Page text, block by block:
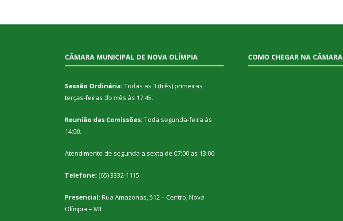
CÂMARA MUNICIPAL DE NOVA OLÍMPIA
Sessão Ordinária: Todas as 3 (três) primeiras
terças-feiras do mês às 17:45.
Reunião das Comissões: Toda segunda-feira às
14:00.
Atendimento de segunda a sexta de 07:00 as 13:00
Telefone: (65) 3332-1115
Presencial: Rua Amazonas, 512 – Centro, Nova
Olímpia – MT
COMO CHEGAR NA CÂMARA